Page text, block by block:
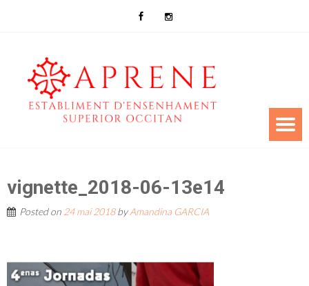
vignette_2018-06-13e14
Posted on 24 mai 2018byAmandina GARCIA